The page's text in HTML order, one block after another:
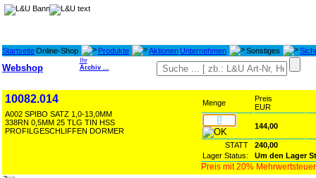
StartseiteOnline-Shop Produkte AktionenUnternehmen Sonstiges
Webshop
Ihr
Archiv ...
10082.014
A002 SPIBO SATZ 1,0-13,0MM
338RN 0,5MM 25 TLG TIN HSS
PROFILGESCHLIFFEN DORMER
Menge
Preis
EUR
144,00
STATT
240,00
Lager Status:
Um den Lager
Preis mit 20% Mehrwertsteuer